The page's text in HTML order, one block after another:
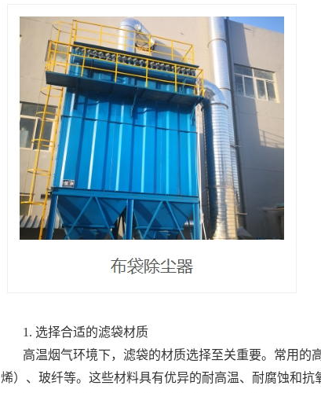
1. 选择合适的滤袋材质
高温烟气环境下，滤袋的材质选择至关重要。常用的
烯）、玻纤等。这些材料具有优异的耐高温、耐腐蚀和